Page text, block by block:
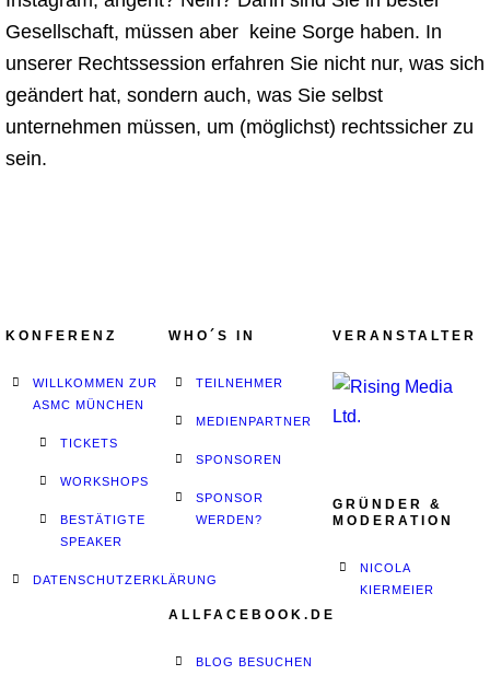
Gesellschaft, müssen aber keine Sorge haben. In
unserer Rechtssession erfahren Sie nicht nur, was sich
geändert hat, sondern auch, was Sie selbst
unternehmen müssen, um (möglichst) rechtssicher zu
sein.
KONFERENZ
WILLKOMMEN ZUR
ASMC MÜNCHEN
TICKETS
WORKSHOPS
BESTÄTIGTE
SPEAKER
DATENSCHUTZERKLÄRUNG
WHO´S IN
TEILNEHMER
MEDIENPARTNER
SPONSOREN
SPONSOR
WERDEN?
ALLFACEBOOK.DE
BLOG BESUCHEN
VERANSTALTER
GRÜNDER &
MODERATION
NICOLA
KIERMEIER